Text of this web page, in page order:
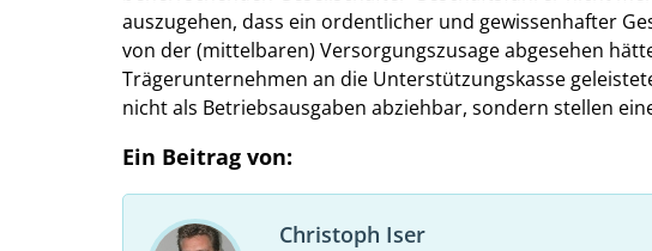
auszugehen, dass ein ordentlicher und gewissenhafter
von der (mittelbaren) Versorgungszusage abgesehen
Trägerunternehmen an die Unterstützungskasse
nicht als Betriebsausgaben abziehbar, sondern stellen
Ein Beitrag von:
Christoph Iser